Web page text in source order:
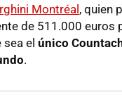
Montréal, quien
de 511.000 euros
el único
.